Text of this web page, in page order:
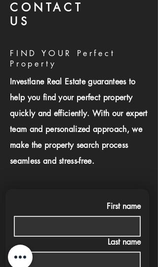
CONTACT
US
FIND YOUR Perfect
Property
Investlane Real Estate guarantees to
help you find your perfect property
quickly and efficiently. With our expert
team and personalized approach, we
make the property search process
seamless and stress-free.
First name
Last name